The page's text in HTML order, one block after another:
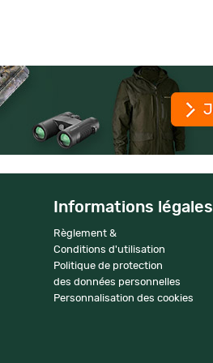
Informations légales
Règlement &
Conditions d'utilisation
Politique de protection
des données personnelles
Personnalisation des cookies